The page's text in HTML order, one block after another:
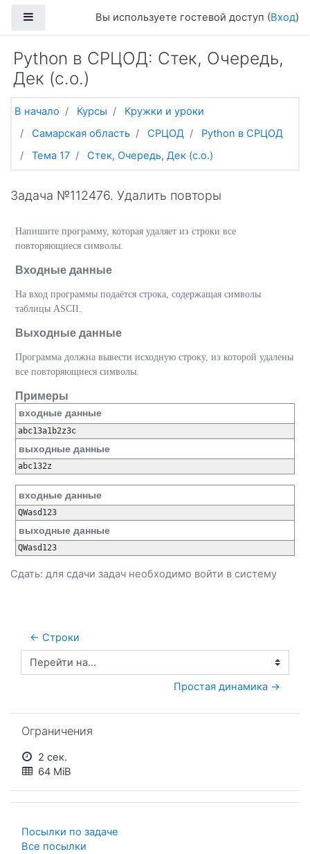
Боковая панельВы используете гостевой доступ (Вход)
Python в СРЦОД: Стек, Очередь,
Дек (с.о.)
В начало Курсы
Кружки и уроки
Самарская область
СРЦОД
Python в СРЦОД
Тема 17
Стек, Очередь, Дек (с.о.)
Задача №112476. Удалить повторы
Напишите программу, которая удаляет из строки все
повторяющиеся символы.
Входные данные
На вход программы подаётся строка, содержащая символы
таблицы ASCII.
Выходные данные
Программа должна вывести исходную строку, из которой удалены
все повторяющиеся символы.
Примеры
входные данные
выходные данные
входные данные
выходные данные
Сдать: для сдачи задач необходимо войти в систему
← Строки
Перейти на...
Простая динамика →
Ограничения
2 сек.
64 MiB
Посылки по задаче
Все посылки